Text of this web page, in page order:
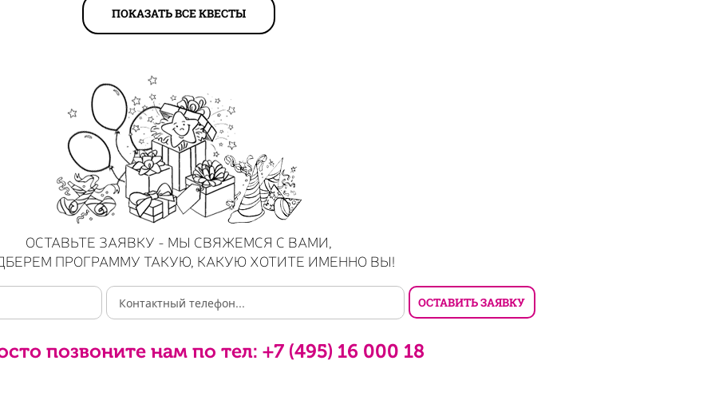
ПОКАЗАТЬ ВСЕ КВЕСТЫ
ОСТАВЬТЕ ЗАЯВКУ - МЫ СВЯЖЕМСЯ С ВАМИ,
ПРОГРАММУ ТАКУЮ, КАКУЮ ХОТИТЕ ИМЕННО ВЫ!
позвоните нам по тел: +7 (495) 16 000 18